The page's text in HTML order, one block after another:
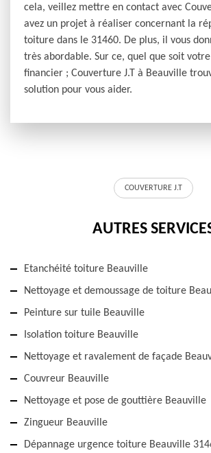
cela, veillez mettre en contact avec
avez un projet à réaliser concernant la
toiture dans le 31460. De plus, il vous
très abordable. Sur ce, quel que soit
financier ; Couverture J.T à Beauville
solution pour vous aider.
COUVERTURE J.T
AUTRES
Etanchéité toiture Beauville
Nettoyage et demoussage de toiture
Peinture sur tuile Beauville
Isolation toiture Beauville
Nettoyage et ravalement de façade
Couvreur Beauville
Nettoyage et pose de gouttière Beauville
Zingueur Beauville
Dépannage urgence toiture Beauville